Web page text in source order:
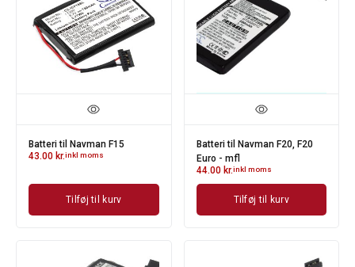
Batteri til Navman F15
43.00 kr.inkl moms
Tilføj til kurv
Batteri til Navman F20, F20
Euro - mfl
44.00 kr.inkl moms
Tilføj til kurv